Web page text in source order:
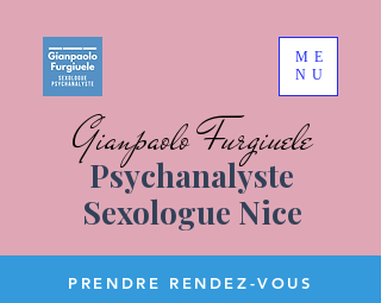
Gianpaolo Furgiuele
Psychanalyste
Sexologue Nice
PRENDRE RENDEZ-VOUS
ME
NU